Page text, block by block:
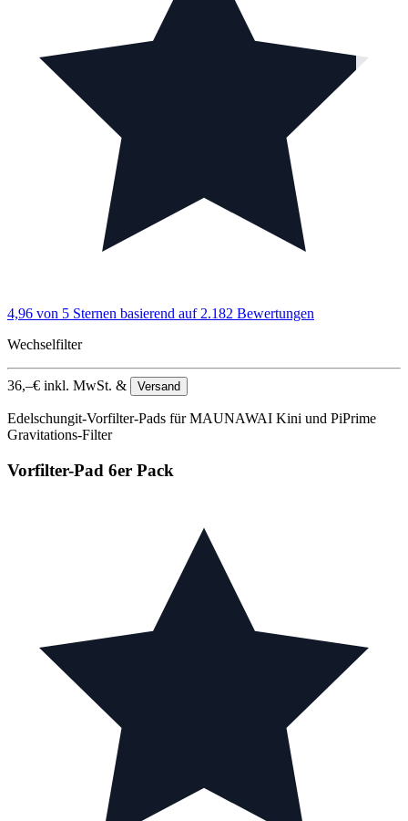
4,96 von 5 Sternen basierend auf 2.182 Bewertungen
Wechselfilter
36,–€ inkl. MwSt. & Versand
Edelschungit-Vorfilter-Pads für MAUNAWAI Kini und PiPrime
Gravitations-Filter
Vorfilter-Pad 6er Pack